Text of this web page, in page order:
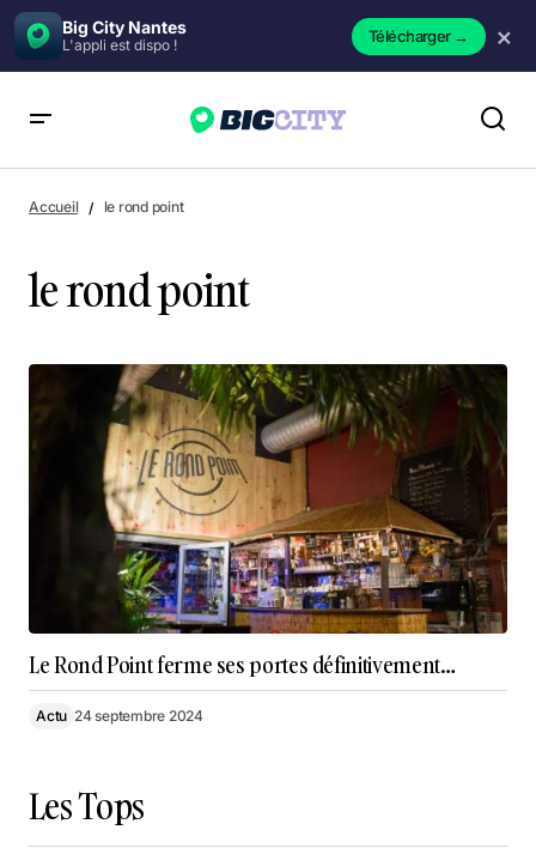
Big City Nantes
L'appli est dispo ! Télécharger→ ×
Accueil le rond point
le rond point
Le Rond Point ferme ses portes définitivement…
Actu 24 septembre 2024
Les Tops